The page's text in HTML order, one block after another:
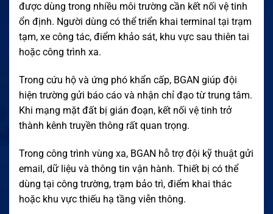
được dùng trong nhiều môi trường cần kết nối vệ tinh
ổn định. Người dùng có thể triển khai terminal tại trạm
tạm, xe công tác, điểm khảo sát, khu vực sau thiên tai
hoặc công trình xa.
Trong cứu hộ và ứng phó khẩn cấp, BGAN giúp đội
hiện trường gửi báo cáo và nhận chỉ đạo từ trung tâm.
Khi mạng mặt đất bị gián đoạn, kết nối vệ tinh trở
thành kênh truyền thông rất quan trọng.
Trong công trình vùng xa, BGAN hỗ trợ đội kỹ thuật gửi
email, dữ liệu và thông tin vận hành. Thiết bị có thể
dùng tại công trường, trạm bảo trì, điểm khai thác
hoặc khu vực thiếu hạ tầng viễn thông.